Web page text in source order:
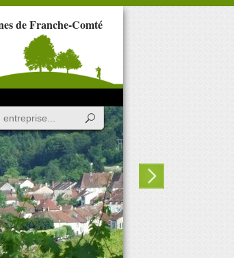
de Franche-Comté